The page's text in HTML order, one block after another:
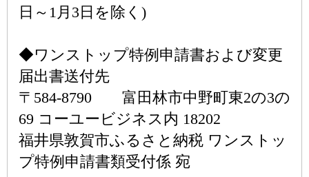
日～1月3日を除く)
◆ワンストップ特例申請書および変更
届出書送付先
〒584-8790 富田林市中野町東2の3の
69 コーユービジネス内 18202
福井県敦賀市ふるさと納税 ワンストッ
プ特例申請書類受付係 宛